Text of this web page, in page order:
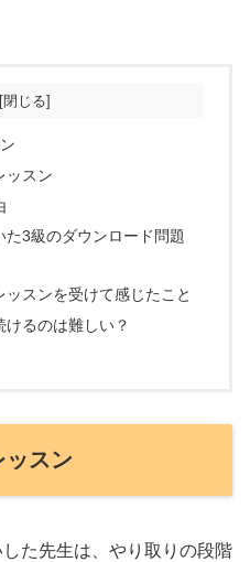
ッスン
3級のダウンロード問題
スンを受けて感じたこと
るのは難しい？
ッスン
た先生は、やり取りの段階